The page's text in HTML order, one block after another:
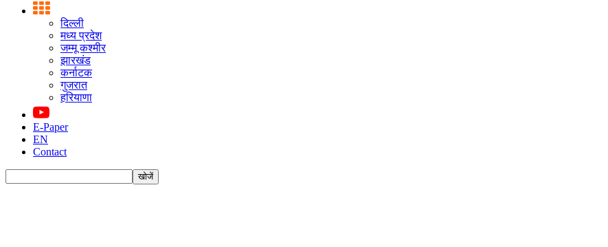
दिल्ली
मध्य प्रदेश
जम्मू कश्मीर
झारखंड
कर्नाटक
गुजरात
हरियाणा
E-Paper
EN
Contact